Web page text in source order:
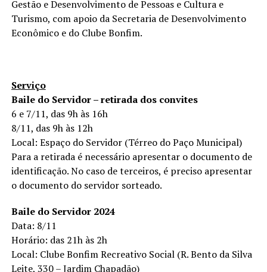
Gestão e Desenvolvimento de Pessoas e Cultura e
Turismo, com apoio da Secretaria de Desenvolvimento
Econômico e do Clube Bonfim.
Serviço
Baile do Servidor – retirada dos convites
6 e 7/11, das 9h às 16h
8/11, das 9h às 12h
Local: Espaço do Servidor (Térreo do Paço Municipal)
Para a retirada é necessário apresentar o documento de
identificação. No caso de terceiros, é preciso apresentar
o documento do servidor sorteado.
Baile do Servidor 2024
Data: 8/11
Horário: das 21h às 2h
Local: Clube Bonfim Recreativo Social (R. Bento da Silva
Leite, 330 – Jardim Chapadão)